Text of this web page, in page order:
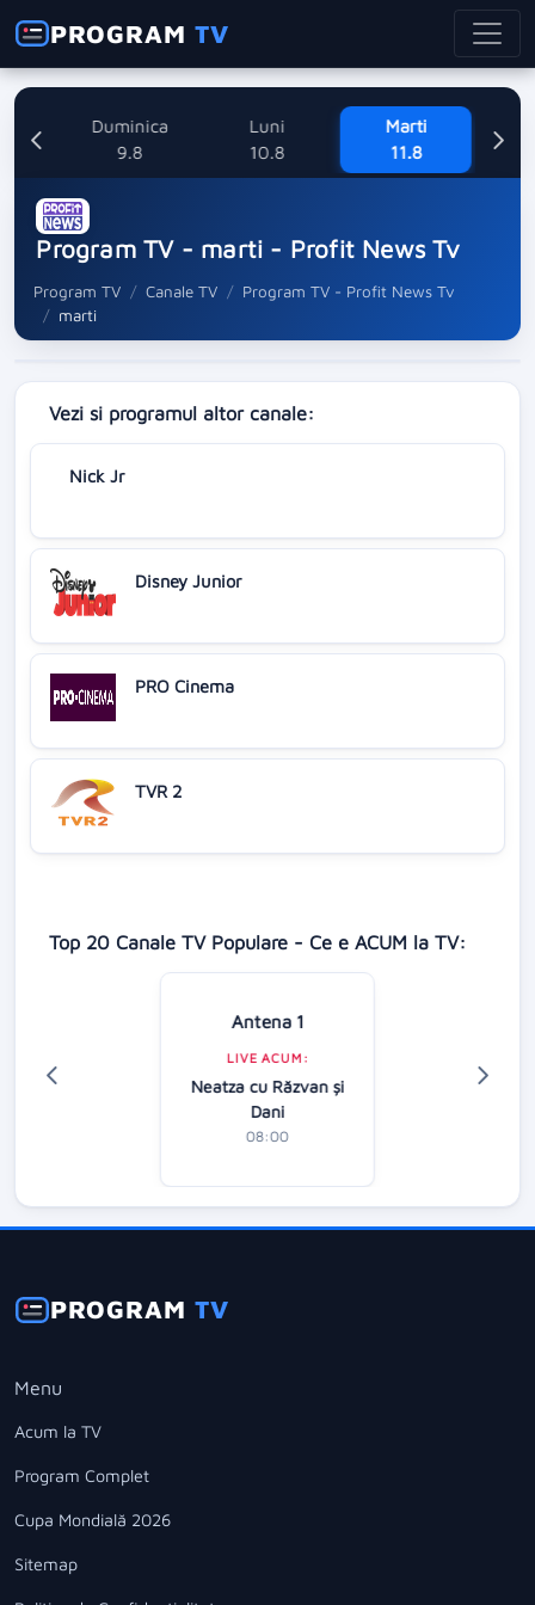
PROGRAMTV
Duminica
9.8
Luni
10.8
Marti
11.8
Program TV - marti - Profit News Tv
Program TV Canale TV
Program TV - Profit News Tv
marti
Vezi si programul altor canale:
Nick Jr
Disney Junior
PRO Cinema
TVR 2
Top 20 Canale TV Populare - Ce e ACUM la TV:
Antena 1
LIVE ACUM:
Neatza cu Răzvan şi
Dani
08:00
PROGRAMTV
Menu
Acum la TV
Program Complet
Cupa Mondială 2026
Sitemap